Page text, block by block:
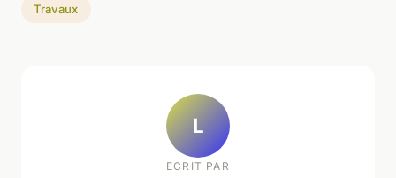
Travaux
L
ECRIT PAR